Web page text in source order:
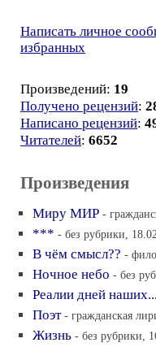
Написать личное
избранных
Произведений: 19
Получено рецензий:
Написано рецензий:
Читателей: 6652
Произведения
Миру МИР -
*** - без рубрики,
В чём смысл?? -
Ночное небо - без
Реалии дней наших...
Поэт - гражданская
Жизнь - без рубрики,